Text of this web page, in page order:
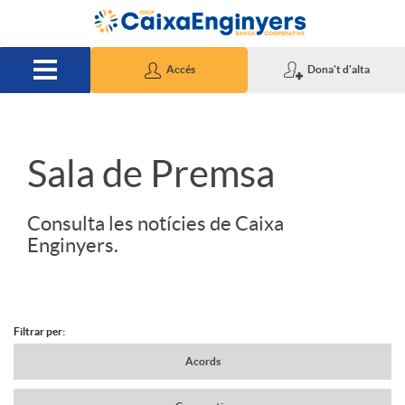
Salta al contingut principal
Accés Dona't d'alta
S
d
Sala de Premsa
Consulta les notícies de Caixa
Enginyers.
N
Filtrar per:
Acords